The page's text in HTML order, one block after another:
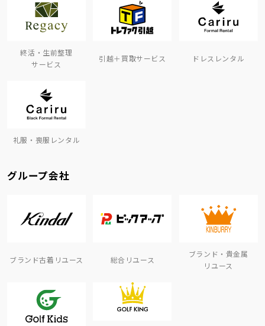
終活・生前整理
サービス
引越＋買取サービス ドレスレンタル
礼服・喪服レンタル
グループ会社
ブランド古着リユース 総合リユース
ブランド・貴金属
リユース